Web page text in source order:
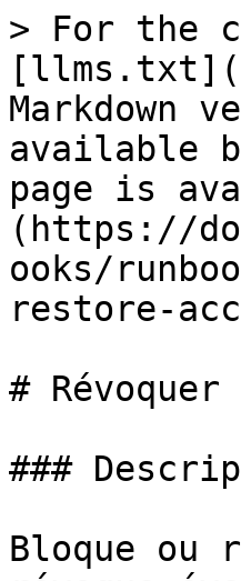
> For the
Markdown
available
page is
(https://
ooks/
restore-
#
###
Bloque ou